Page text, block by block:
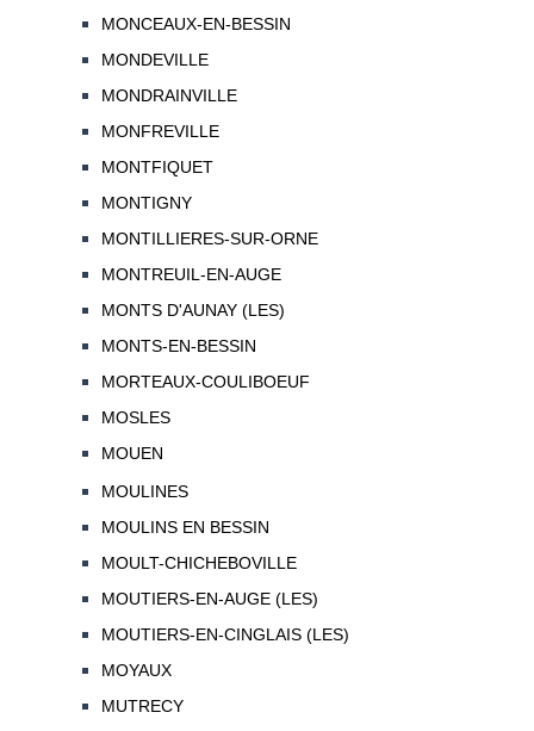
MONCEAUX-EN-BESSIN
MONDEVILLE
MONDRAINVILLE
MONFREVILLE
MONTFIQUET
MONTIGNY
MONTILLIERES-SUR-ORNE
MONTREUIL-EN-AUGE
MONTS D'AUNAY (LES)
MONTS-EN-BESSIN
MORTEAUX-COULIBOEUF
MOSLES
MOUEN
MOULINES
MOULINS EN BESSIN
MOULT-CHICHEBOVILLE
MOUTIERS-EN-AUGE (LES)
MOUTIERS-EN-CINGLAIS (LES)
MOYAUX
MUTRECY